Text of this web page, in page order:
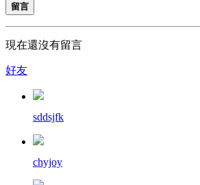
留言
現在還沒有留言
好友
sddsjfk
chyjoy